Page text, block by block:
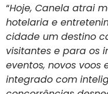
“Hoje, Canela atrai
hotelaria e
cidade um destino
visitantes e para os
eventos, novos
integrado com